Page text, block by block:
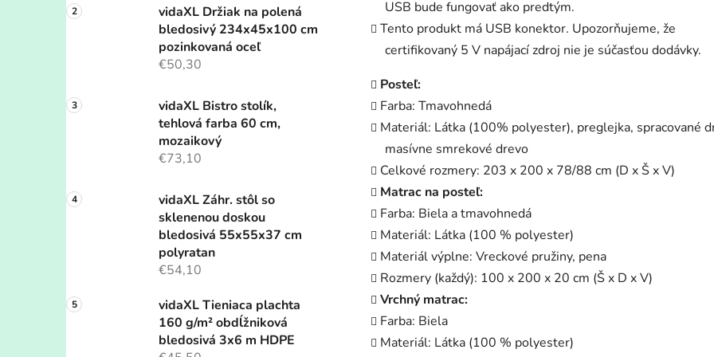
vidaXL Držiak na polená
bledosivý 234x45x100 cm
pozinkovaná oceľ
€50,30
vidaXL Bistro stolík,
tehlová farba 60 cm,
mozaikový
€73,10
vidaXL Záhr. stôl so
sklenenou doskou
bledosivá 55x55x37 cm
polyratan
€54,10
vidaXL Tieniaca plachta
160 g/m² obdĺžniková
bledosivá 3x6 m HDPE
USB bude fungovať ako predtým.
Tento produkt má USB konektor. Upozorňujeme, že
certifikovaný 5 V napájací zdroj nie je súčasťou dodávky.
Posteľ:
Farba: Tmavohnedá
Materiál: Látka (100% polyester), preglejka, spracované
masívne smrekové drevo
Celkové rozmery: 203 x 200 x 78/88 cm (D x Š x V)
Matrac na posteľ:
Farba: Biela a tmavohnedá
Materiál: Látka (100 % polyester)
Materiál výplne: Vreckové pružiny, pena
Rozmery (každý): 100 x 200 x 20 cm (Š x D x V)
Vrchný matrac:
Farba: Biela
Materiál: Látka (100 % polyester)